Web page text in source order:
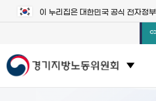
이 누리집은 대한민국 공식 전자정
관련